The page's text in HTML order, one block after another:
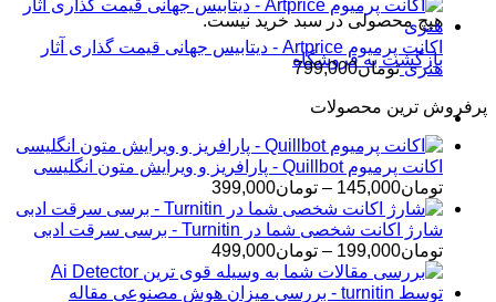
هیچ محصولی در سبد خرید نیست.
بازگشت به فروشگاه
اکانت پرمیوم Artprice - دیتابیس جهانی قیمت ‌گذاری آثار
هنری تومان799,000
پرفروش ترین محصولات
اکانت پرمیوم Quillbot - پارافریز و ویرایش متون انگلیسی
تومان145,000
– تومان399,000محدوده
قیمت:
تومان145,000
تا
تومان399,000
شارژ اکانت شخصی شما در Turnitin - برسی سرقت ادبی
تومان199,000
– تومان499,000محدوده
قیمت:
تومان199,000